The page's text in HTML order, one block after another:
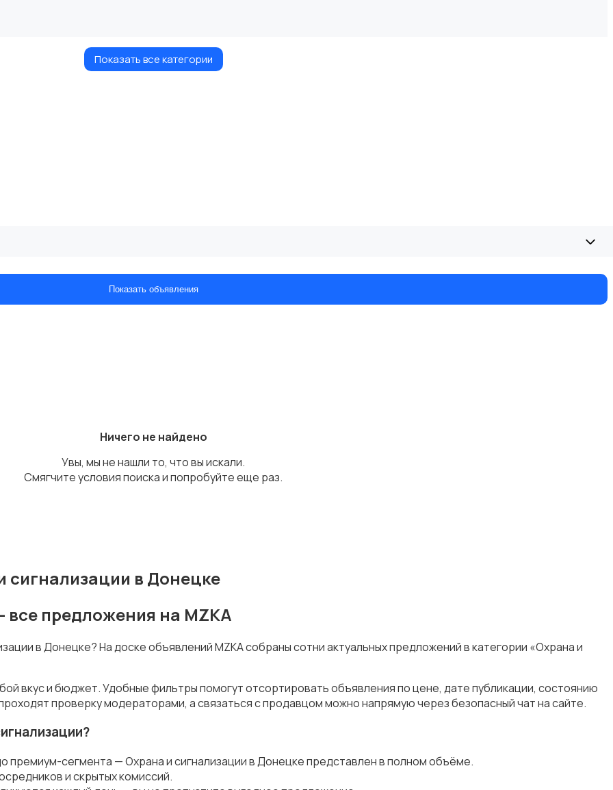
Показать все категории
Показать объявления
Ничего не найдено
Увы, мы не нашли то, что вы искали.
Смягчите условия поиска и попробуйте еще раз.
сигнализации в Донецке
предложения на MZKA
в Донецке? На доске объявлений MZKA собраны сотни актуальных предложений в категории «Охрана и
вкус и бюджет. Удобные фильтры помогут отсортировать объявления по цене, дате публикации, состоянию
проверку модераторами, а связаться с продавцом можно напрямую через безопасный чат на сайте.
премиум-сегмента — Охрана и сигнализации в Донецке представлен в полном объёме.
и скрытых комиссий.